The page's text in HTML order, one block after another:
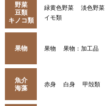
野菜
豆類
キノコ類
緑黄色野菜 淡色野菜
イモ類
果物 果物 果物：加工品
魚介
海藻
赤身 白身 甲殻類